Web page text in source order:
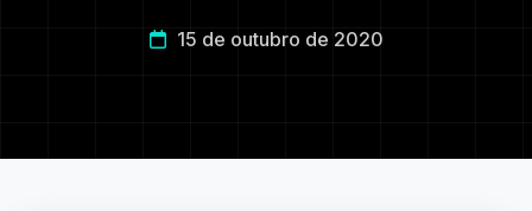
15 de outubro de 2020